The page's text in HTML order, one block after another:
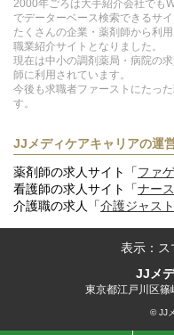
2000年ごろは大手紹介会社でも
でデーターベース検索できるサ
たくさんの企業・薬剤師から利
職業紹介サイトとなりました。
現在は中小の調剤薬局・病院の
師に利用されています。
今後も求職者ファーストにたっ
す。
JJメディケアキャリアの運
薬剤師の求人サイト「ファ
看護師の求人サイト「ナー
介護職の求人「介護ジャス
表示：
JJメ
東京都江戸川区
© JJ